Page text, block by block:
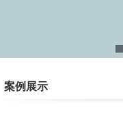
案例展示